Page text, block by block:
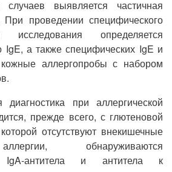
выявляется частичная
проведении специфического
исследования определяется
а также специфических IgE и
аллергопробы с набором
при аллергической
прежде всего, с глютеновой
отсутствуют внекишечные
обнаруживаются
IgA-антитела и антитела к